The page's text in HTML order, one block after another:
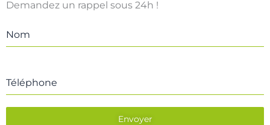
Demandez un rappel sous 24h !
Nom
Téléphone
Envoyer